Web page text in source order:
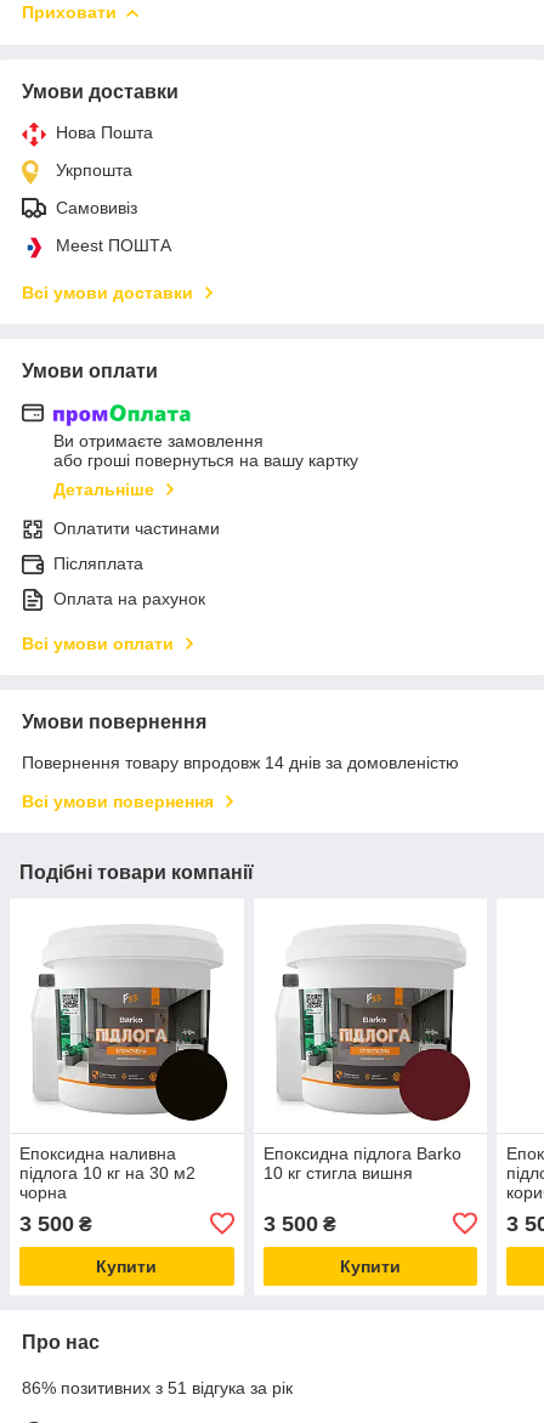
Приховати
Умови доставки
Нова Пошта
Укрпошта
Самовивіз
Meest ПОШТА
Всі умови доставки
Умови оплати
Ви отримаєте замовлення
або гроші повернуться на вашу картку
Детальніше
Оплатити частинами
Післяплата
Оплата на рахунок
Всі умови оплати
Умови повернення
Повернення товару впродовж 14 днів за домовленістю
Всі умови повернення
Подібні товари компанії
Епоксидна наливна
підлога 10 кг на 30 м2
чорна
3 500 ₴
Купити
Епоксидна підлога Barko
10 кг стигла вишня
3 500₴
Купити
3
Про нас
86% позитивних з 51 відгука за рік